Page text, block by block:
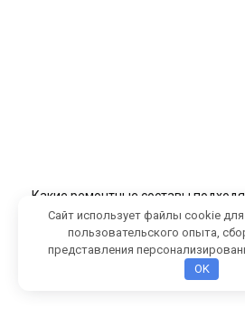
Какие ремонтные составы
оборудования
Станочное оборудование работает в
Сайт использует файлы cookie
пользовательского опыта,
представления
OK